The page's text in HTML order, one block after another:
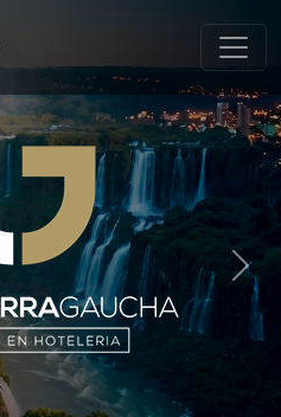
Next